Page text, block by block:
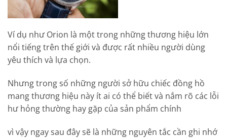
Ví dụ như Orion là một trong những thương hiệu lớn
nổi tiếng trên thế giới và được rất nhiều người dùng
yêu thích và lựa chọn.
Nhưng trong số những người sở hữu chiếc đồng hồ
mang thương hiệu này ít ai có thể biết và nắm rõ các lỗi
hư hỏng thường hay gặp của sản phẩm chính
vì vậy ngay sau đây sẽ là những nguyên tắc cần ghi nhớ